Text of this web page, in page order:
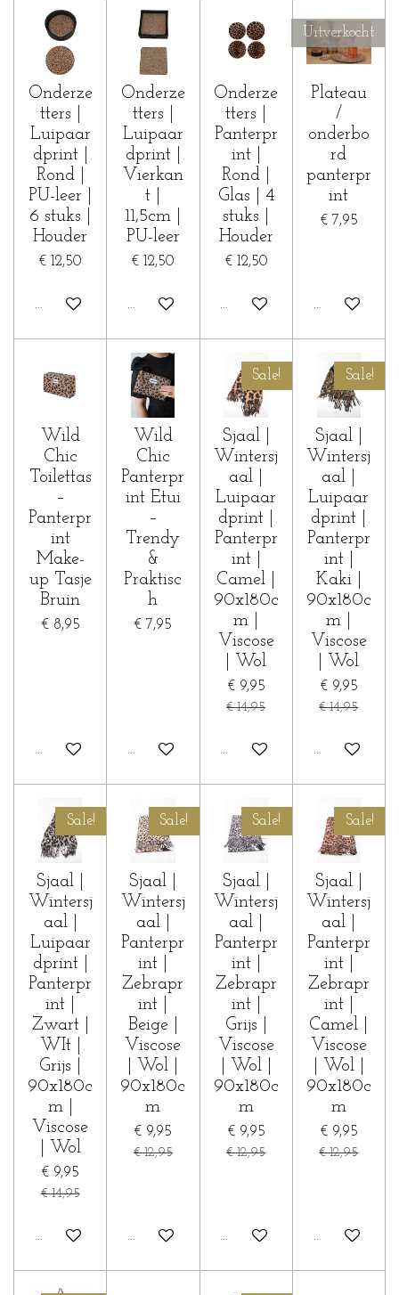
Onderze
tters |
Luipaar
dprint |
Rond |
PU-leer |
6 stuks |
Houder
€ 12,50
In winkelwagen
Onderze
tters |
Luipaar
dprint |
Vierkan
t |
11,5cm |
PU-leer
€ 12,50
In winkelwagen
Onderze
tters |
Panterpr
int |
Rond |
Glas | 4
stuks |
Houder
€ 12,50
In winkelwagen
Uitverkocht
Plateau
/
onderbo
rd
panterpr
int
€ 7,95
Houd mij op
Wild
Chic
Toilettas
–
Panterpr
int
Make-
up Tasje
Bruin
€ 8,95
In winkelwagen
Wild
Chic
Panterpr
int Etui
–
Trendy
&
Praktisc
h
€ 7,95
In winkelwagen
Sale!
Sjaal |
Wintersj
aal |
Luipaar
dprint |
Panterpr
int |
Camel |
90x180c
m |
Viscose
| Wol
€ 9,95
€ 14,95
In winkelwagen
Sale!
Sjaal |
Wintersj
aal |
Luipaar
dprint |
Panterpr
int |
Kaki |
90x180c
m |
Viscose
| Wol
€ 9,95
€ 14,95
In
Sale!
Sjaal |
Wintersj
aal |
Luipaar
dprint |
Panterpr
int |
Zwart |
WIt |
Grijs |
90x180c
m |
Viscose
| Wol
€ 9,95
€ 14,95
In winkelwagen
Sale!
Sjaal |
Wintersj
aal |
Panterpr
int |
Zebrapr
int |
Beige |
Viscose
| Wol |
90x180c
m
€ 9,95
€ 12,95
In winkelwagen
Sale!
Sjaal |
Wintersj
aal |
Panterpr
int |
Zebrapr
int |
Grijs |
Viscose
| Wol |
90x180c
m
€ 9,95
€ 12,95
In winkelwagen
Sale!
Sjaal |
Wintersj
aal |
Panterpr
int |
Zebrapr
int |
Camel |
Viscose
| Wol |
90x180c
m
€ 9,95
€ 12,95
In